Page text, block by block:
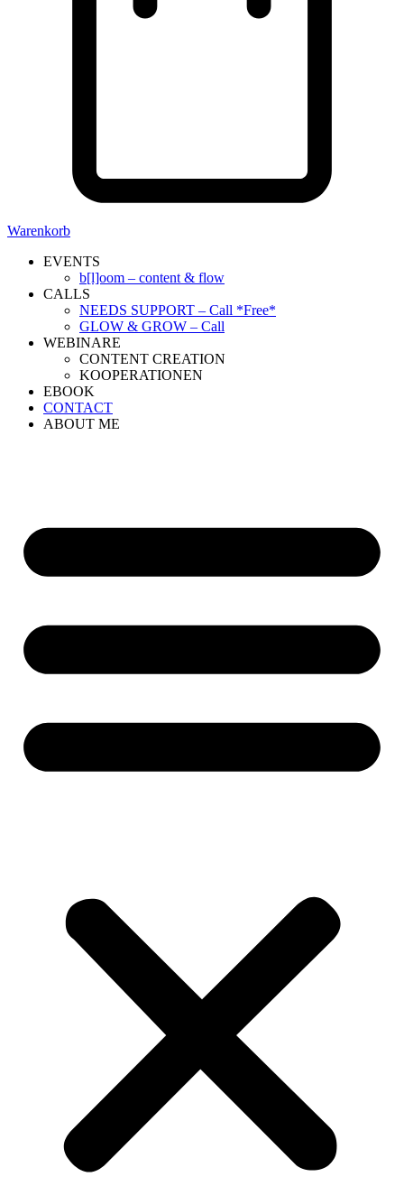
Warenkorb
EVENTS
b[l]oom – content & flow
CALLS
NEEDS SUPPORT – Call *Free*
GLOW & GROW – Call
WEBINARE
CONTENT CREATION
KOOPERATIONEN
EBOOK
CONTACT
ABOUT ME